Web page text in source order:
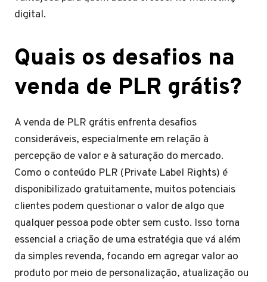
digital.
Quais os desafios na
venda de PLR grátis?
A venda de PLR grátis enfrenta desafios
consideráveis, especialmente em relação à
percepção de valor e à saturação do mercado.
Como o conteúdo PLR (Private Label Rights) é
disponibilizado gratuitamente, muitos potenciais
clientes podem questionar o valor de algo que
qualquer pessoa pode obter sem custo. Isso torna
essencial a criação de uma estratégia que vá além
da simples revenda, focando em agregar valor ao
produto por meio de personalização, atualização ou